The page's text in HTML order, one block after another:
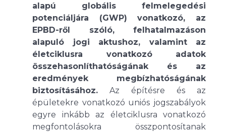
alapú globális felmelegedési
potenciáljára (GWP) vonatkozó, az
EPBD-ről szóló, felhatalmazáson
alapuló jogi aktushoz, valamint az
életciklusra vonatkozó adatok
összehasonlíthatóságának és az
eredmények megbízhatóságának
biztosításához. Az építésre és az
épületekre vonatkozó uniós jogszabályok
egyre inkább az életciklusra vonatkozó
megfontolásokra összpontosítanak